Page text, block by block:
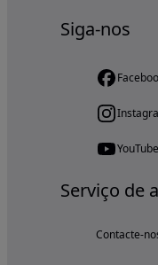
Siga-nos
YouTube
Serviço de
Contacte-